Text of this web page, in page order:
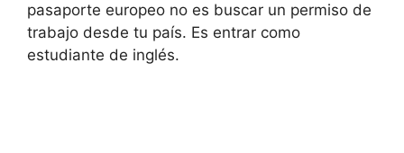
pasaporte europeo no es buscar un permiso de
trabajo desde tu país. Es entrar como
estudiante de inglés.